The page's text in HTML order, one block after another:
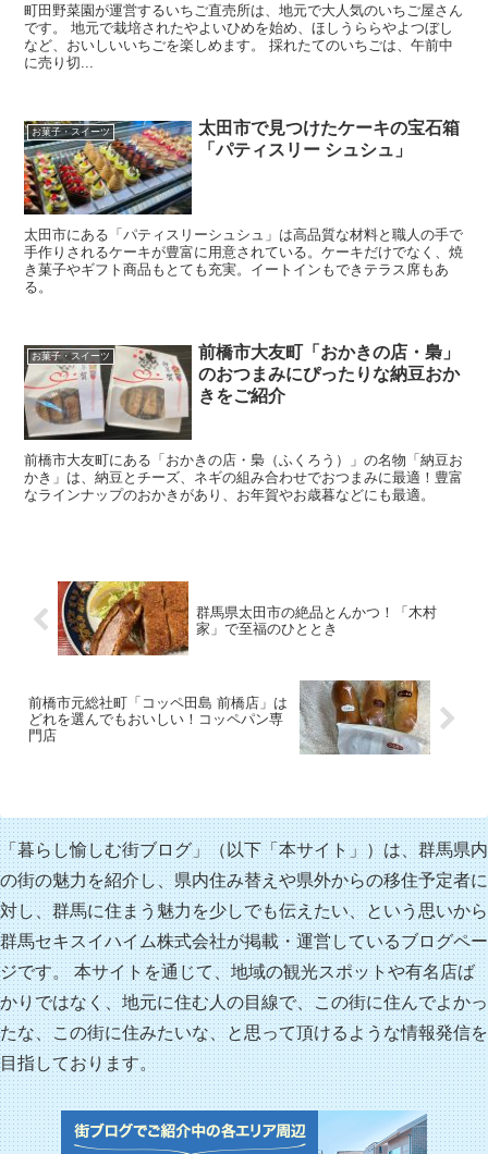
町田野菜園が運営するいちご直売所は、地元で大人気のいちご屋さん
です。 地元で栽培されたやよいひめを始め、ほしうららやよつぼし
など、おいしいいちごを楽しめます。 採れたてのいちごは、午前中
に売り切...
お菓子・スイーツ
太田市で見つけたケーキの宝石箱
「パティスリー シュシュ」
太田市にある「パティスリーシュシュ」は高品質な材料と職人の手で
手作りされるケーキが豊富に用意されている。ケーキだけでなく、焼
き菓子やギフト商品もとても充実。イートインもできテラス席もあ
る。
お菓子・スイーツ
前橋市大友町「おかきの店・梟」
のおつまみにぴったりな納豆おか
きをご紹介
前橋市大友町にある「おかきの店・梟（ふくろう）」の名物「納豆お
かき」は、納豆とチーズ、ネギの組み合わせでおつまみに最適！豊富
なラインナップのおかきがあり、お年賀やお歳暮などにも最適。
群馬県太田市の絶品とんかつ！「木村
家」で至福のひととき
前橋市元総社町「コッペ田島 前橋店」は
どれを選んでもおいしい！コッペパン専
門店
「暮らし愉しむ街ブログ」（以下「本サイト」）は、群馬県内
の街の魅力を紹介し、県内住み替えや県外からの移住予定者に
対し、群馬に住まう魅力を少しでも伝えたい、という思いから
群馬セキスイハイム株式会社が掲載・運営しているブログペー
ジです。 本サイトを通じて、地域の観光スポットや有名店ば
かりではなく、地元に住む人の目線で、この街に住んでよかっ
たな、この街に住みたいな、と思って頂けるような情報発信を
目指しております。